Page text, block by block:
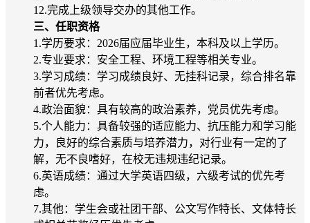
12.完成上级领导交办的其他工作。
三、任职资格
1.学历要求：2026届应届毕业生，本科及以上学历。
2.专业要求：安全工程、环境工程等相关专业。
3.学习成绩：学习成绩良好、无挂科记录，综合排名靠
前者优先考虑。
4.政治面貌：具有较高的政治素养，党员优先考虑。
5.个人能力：具备较强的适应能力、抗压能力和学习能
力，良好的综合素质与培养潜力，对行业有一定的了
解，无不良嗜好，在校无违规违纪记录。
6.英语成绩：通过大学英语四级，六级考试的优先考
虑。
7.其他：学生会或社团干部、公文写作特长、文体特长